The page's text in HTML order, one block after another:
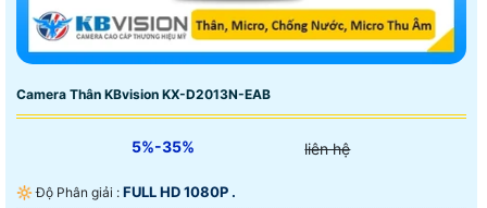
Camera Thân KBvision KX-D2013N-EAB
5%-35% liên hệ
🔆 Độ Phân giải : FULL HD 1080P .